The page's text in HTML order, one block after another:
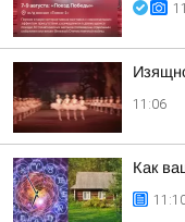
11:06
Как